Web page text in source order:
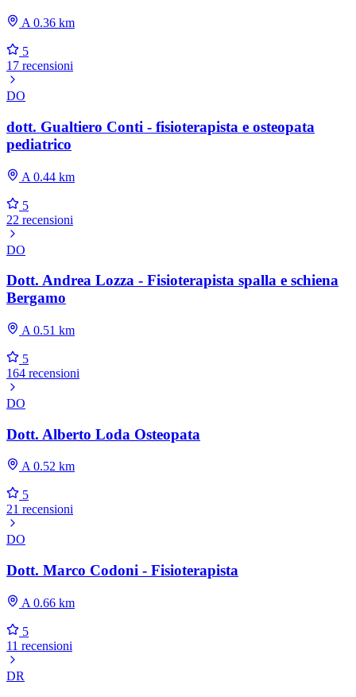
A 0.36 km
5
17 recensioni
DO
dott. Gualtiero Conti - fisioterapista e osteopata
pediatrico
A 0.44 km
5
22 recensioni
DO
Dott. Andrea Lozza - Fisioterapista spalla e schiena
Bergamo
A 0.51 km
5
164 recensioni
DO
Dott. Alberto Loda Osteopata
A 0.52 km
5
21 recensioni
DO
Dott. Marco Codoni - Fisioterapista
A 0.66 km
5
11 recensioni
DR